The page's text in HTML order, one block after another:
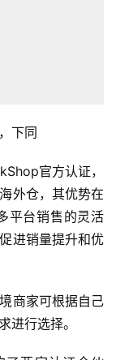
下同
官方认证，
外仓，其优势在
平台销售的灵活
进销量提升和优
商家可根据自己
进行选择。